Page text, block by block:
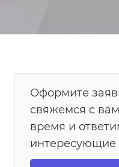
Оформите
свяжемся с
время и
интересующие